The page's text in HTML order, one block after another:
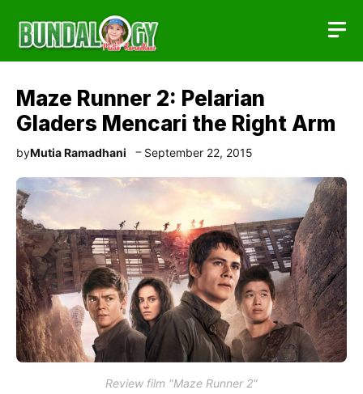
content
Maze Runner 2: Pelarian
Gladers Mencari the Right Arm
byMutia Ramadhani September 22, 2015
Review film "Maze Runner 2"